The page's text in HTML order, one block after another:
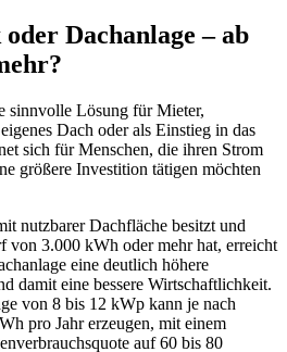
Dachanlage – ab
sinnvolle Lösung für Mieter,
Dach oder als Einstieg in das
sich für Menschen, die ihren Strom
größere Investition tätigen möchten
nutzbarer Dachfläche besitzt und
von 3.000 kWh oder mehr hat, erreicht
eine deutlich höhere
damit eine bessere Wirtschaftlichkeit.
von 8 bis 12 kWp kann je nach
pro Jahr erzeugen, mit einem
auf 60 bis 80